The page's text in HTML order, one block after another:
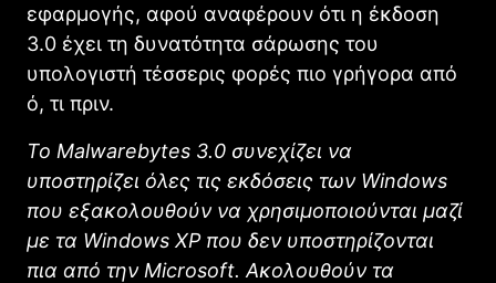
εφαρμογής, αφού αναφέρουν ότι η έκδοση
3.0 έχει τη δυνατότητα σάρωσης του
υπολογιστή τέσσερις φορές πιο γρήγορα από
ό, τι πριν.
Το Malwarebytes 3.0 συνεχίζει να
υποστηρίζει όλες τις εκδόσεις των Windows
που εξακολουθούν να χρησιμοποιούνται μαζί
με τα Windows XP που δεν υποστηρίζονται
πια από την Microsoft. Ακολουθούν τα